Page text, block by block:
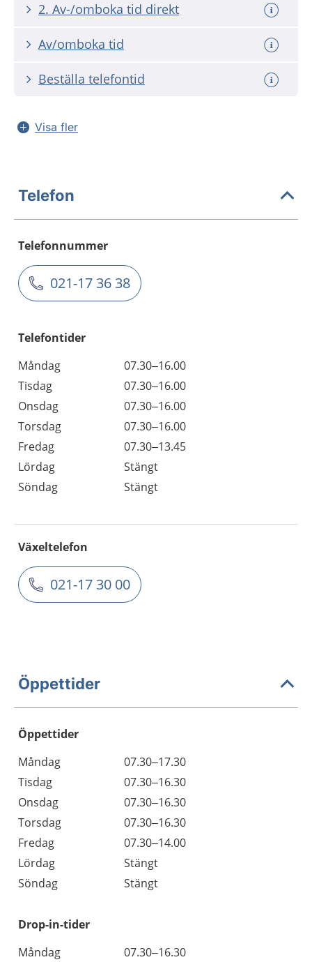
2. Av-/omboka tid direkt
Av/omboka tid
Beställa telefontid
Visa fler
Telefon
Telefonnummer
021-17 36 38
Telefontider
Måndag
07.30–16.00
Tisdag
07.30–16.00
Onsdag
07.30–16.00
Torsdag
07.30–16.00
Fredag
07.30–13.45
Lördag
Stängt
Söndag
Stängt
Växeltelefon
021-17 30 00
Öppettider
Öppettider
Dag
Öppettider
Kommentarer
Måndag
07.30–17.30
Tisdag
07.30–16.30
Onsdag
07.30–16.30
Torsdag
07.30–16.30
Fredag
07.30–14.00
Lördag
Stängt
Söndag
Stängt
Drop-in-tider
Måndag
07.30–16.30